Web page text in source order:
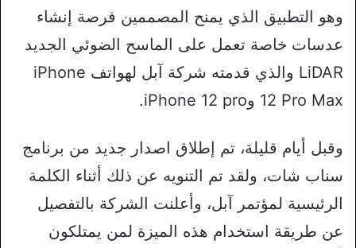
وهو التطبيق الذي يمنح المصممين فرصة إنشاء
عدسات خاصة تعمل على الماسح الضوئي الجديد
LiDAR والذي قدمته شركة آبل لهواتف iPhone
12 Pro Max وiPhone 12 pro.
وقبل أيام قليلة، تم إطلاق اصدار جديد من برنامج
سناب شات، ولقد تم التنويه عن ذلك أثناء الكلمة
الرئيسية لمؤتمر آبل، وأعلنت الشركة بالتفصيل
عن طريقة استخدام هذه الميزة لمن يمتلكون